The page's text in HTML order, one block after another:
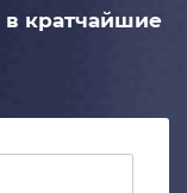
в кратчайшие